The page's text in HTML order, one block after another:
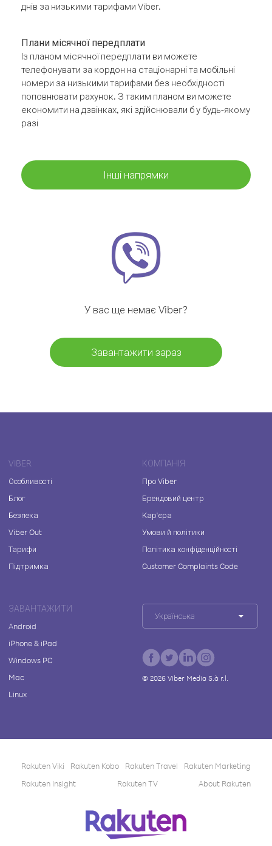
днів за низькими тарифами Viber.
Плани місячної передплати
Із планом місячної передплати ви можете
телефонувати за кордон на стаціонарні та мобільні
номери за низькими тарифами без необхідності
поповнювати рахунок. З таким планом ви можете
економити на дзвінках, які здійснювали б у будь-якому
разі
Інші напрямки
У вас ще немає Viber?
Завантажити зараз
VIBER
Особливості
Блог
Безпека
Viber Out
Тарифи
Підтримка
КОМПАНІЯ
Про Viber
Брендовий центр
Кар'єра
Умови й політики
Політика конфіденційності
Customer Complaints Code
ЗАВАНТАЖИТИ
Android
iPhone & iPad
Windows PC
Mac
Linux
Українська
© 2026Viber Media S.à r.l.
Rakuten Viki Rakuten Kobo Rakuten Travel
Rakuten Marketing
Rakuten Insight
Rakuten TV About Rakuten